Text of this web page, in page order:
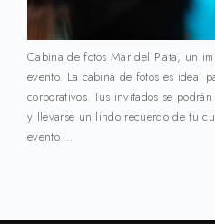
Cabina de fotos Mar del Plata, un
evento. La cabina de fotos es ideal
corporativos. Tus invitados se
y llevarse un lindo recuerdo de tu
evento.…